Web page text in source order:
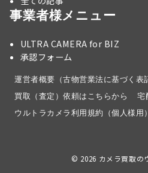
事業者様メニュー
ULTRA CAMERA for BIZ
承認フォーム
運営者概要（古物営業法に基づく表
買取（査定）依頼はこちらから
宅
ウルトラカメラ利用規約（個人様用）
© 2026 カメラ買取の